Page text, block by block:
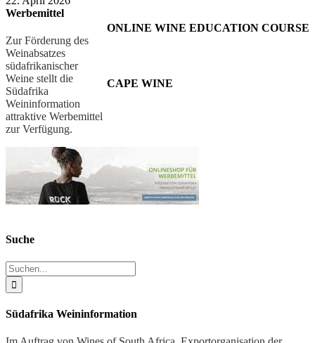
ONLINE WINE EDUCATION COURSE
CAPE WINE
Werbemittel
Zur Förderung des
Weinabsatzes
südafrikanischer
Weine stellt die
Südafrika
Weininformation
attraktive Werbemittel
zur Verfügung.
Suche
Suche
nach:
Südafrika Weininformation